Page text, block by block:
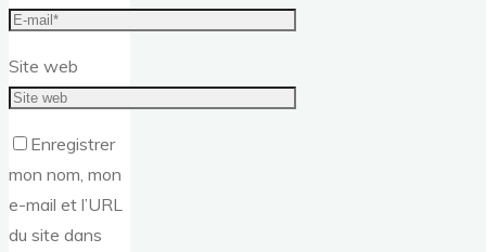
Site web
Enregistrer
mon nom, mon
e-mail et l’URL
du site dans